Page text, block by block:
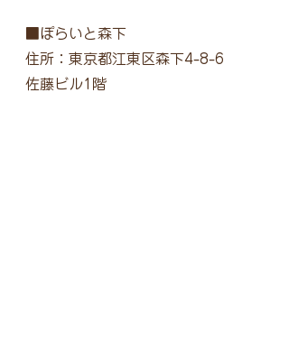
■ぽらいと森下
住所：東京都江東区森下4-8-6
佐藤ビル1階